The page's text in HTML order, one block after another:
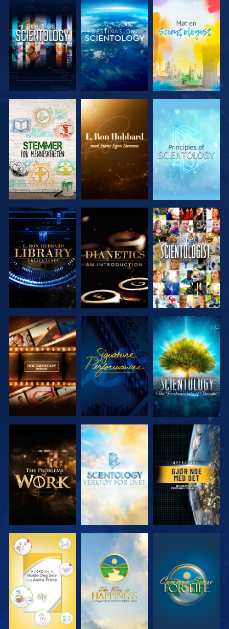
UTFORSK
SERIEN
UTFORSK
SERIEN
UTFORSK
SERIEN
UTFORSK
SERIEN
UTFORSK
SERIEN
SE
UTFORSK
SERIEN
SE
UTFORSK
SERIEN
UTFORSK
SERIEN
UTFORSK
SERIEN
SE
SE SE SE